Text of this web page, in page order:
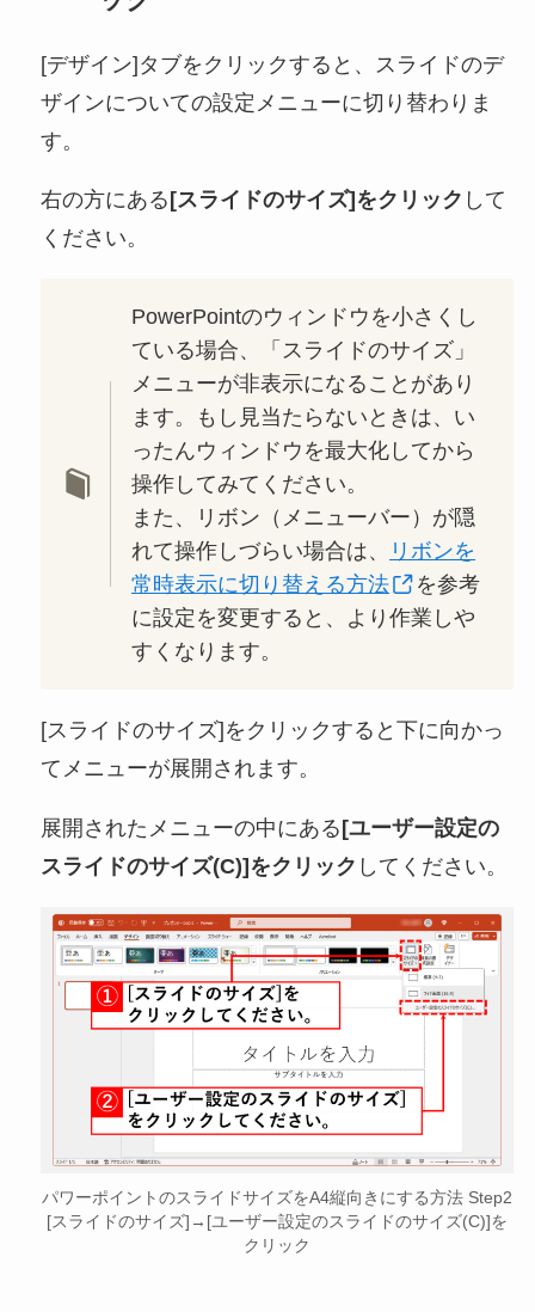
[デザイン]タブをクリックすると、スライドのデ
ザインについての設定メニューに切り替わりま
す。
右の方にある [スライドのサイズ]をクリック して
ください。
PowerPointのウィンドウを小さくし
ている場合、「スライドのサイズ」
メニューが非表示になることがあり
ます。もし見当たらないときは、い
ったんウィンドウを最大化してから
操作してみてください。
また、リボン（メニューバー）が隠
れて操作しづらい場合は、
リボンを
常時表示に切り替える方法
を参考
に設定を変更すると、より作業しや
すくなります。
[スライドのサイズ]をクリックすると下に向かっ
てメニューが展開されます。
展開されたメニューの中にある[ユーザー設定の
スライドのサイズ(C)]をクリック してください。
パワーポイントのスライドサイズをA4縦向きにする方法 Step2
[スライドのサイズ]→[ユーザー設定のスライドのサイズ(C)]を
クリック